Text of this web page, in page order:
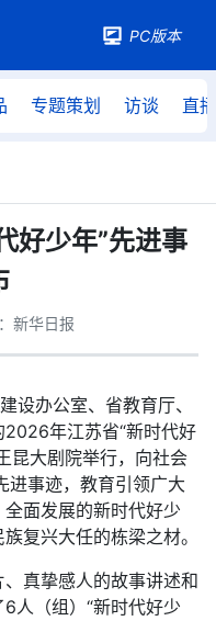
PC版本
专题策划 访谈 直播
好少年”先进事
新华日报
办公室、省教育厅、
年江苏省“新时代好
昆大剧院举行，向社会
进事迹，教育引领广大
面发展的新时代好少
复兴大任的栋梁之材。
真挚感人的故事讲述和
人（组）“新时代好少